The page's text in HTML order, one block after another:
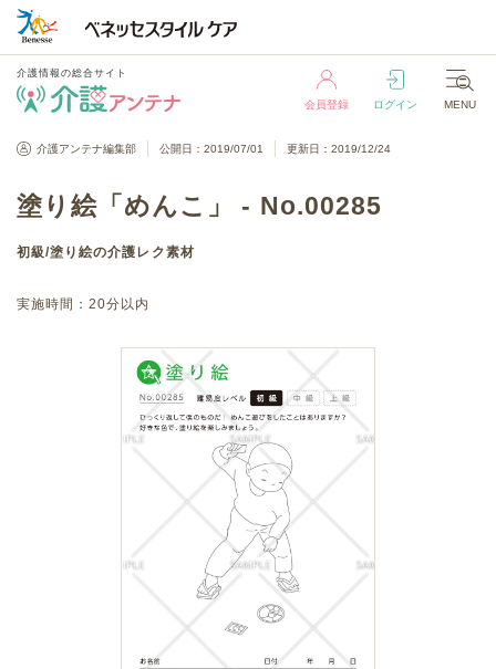
介護情報の総合サイト
会員登録 ログイン MENU
介護情報の総合サイト
介護アンテナ編集部 公開日：2019/07/01 更新日：2019/12/24
塗り絵「めんこ」 - No.00285
初級/塗り絵の介護レク素材
実施時間：20分以内